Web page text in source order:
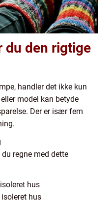
den rigtige
handler det ikke kun
model kan betyde
Der er især fem
regne med dette
hus
hus